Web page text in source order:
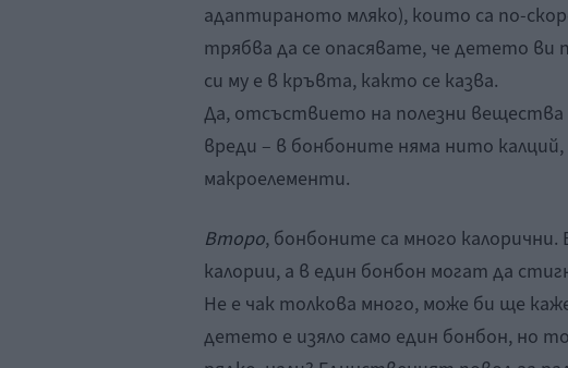
адаптираното мляко), които са по-
трябва да се опасявате, че детето
си му е в кръвта, както се казва.
Да, отсъствието на полезни вещества
вреди – в бонбоните няма нито
макроелементи.
Второ, бонбоните са много калорични.
калории, а в един бонбон могат да
Не е чак толкова много, може би ще
детето е изяло само един бонбон, но